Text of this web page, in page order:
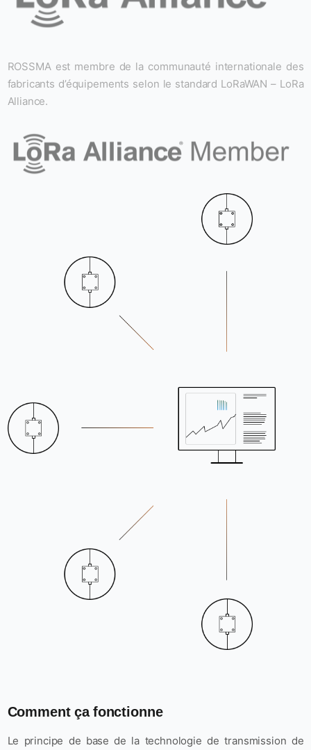
ROSSMA est membre de la communauté internationale des
fabricants d’équipements selon le standard LoRaWAN – LoRa
Alliance.
Comment ça fonctionne
Le principe de base de la technologie de transmission de